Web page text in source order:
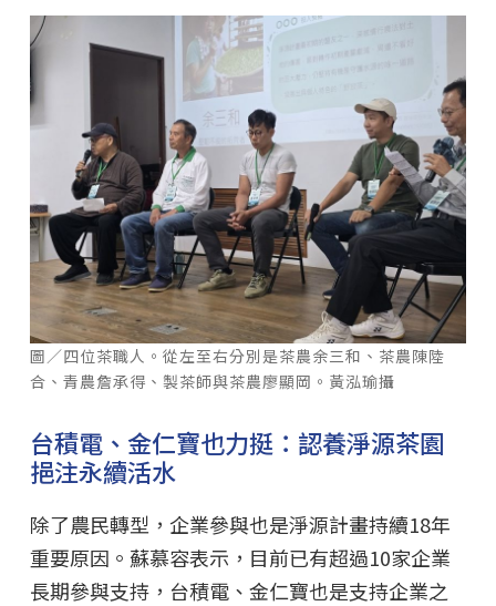
圖／四位茶職人。從左至右分別是茶農余三和、茶農陳陸
合、青農詹承得、製茶師與茶農廖顯岡。黃泓瑜攝
台積電、金仁寶也力挺：認養淨源茶園
挹注永續活水
除了農民轉型，企業參與也是淨源計畫持續18年
重要原因。蘇慕容表示，目前已有超過10家企業
長期參與支持，台積電、金仁寶也是支持企業之